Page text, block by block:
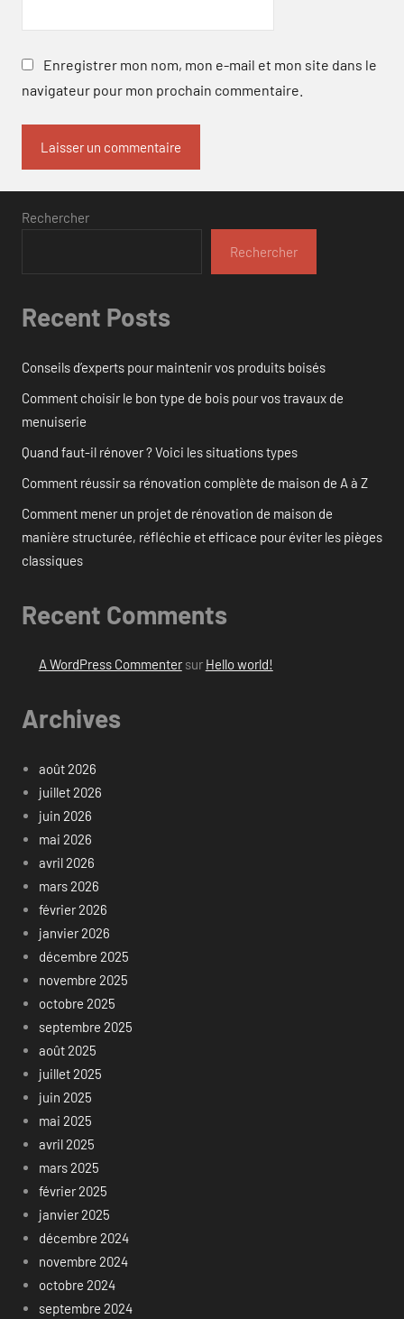
Enregistrer mon nom, mon e-mail et mon site dans le
navigateur pour mon prochain commentaire.
Rechercher
Rechercher
Recent Posts
Conseils d’experts pour maintenir vos produits boisés
Comment choisir le bon type de bois pour vos travaux de
menuiserie
Quand faut-il rénover ? Voici les situations types
Comment réussir sa rénovation complète de maison de A à Z
Comment mener un projet de rénovation de maison de
manière structurée, réfléchie et efficace pour éviter les pièges
classiques
Recent Comments
A WordPress Commentersur Hello world!
Archives
août 2026
juillet 2026
juin 2026
mai 2026
avril 2026
mars 2026
février 2026
janvier 2026
décembre 2025
novembre 2025
octobre 2025
septembre 2025
août 2025
juillet 2025
juin 2025
mai 2025
avril 2025
mars 2025
février 2025
janvier 2025
décembre 2024
novembre 2024
octobre 2024
septembre 2024